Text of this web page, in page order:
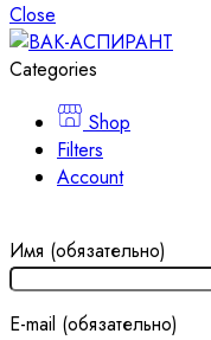
Close
Categories
Shop
Filters
Account
Имя (обязательно)
E-mail (обязательно)